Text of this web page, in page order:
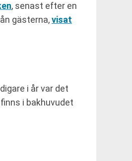
, senast efter en
gästerna,visat
i år var det
i bakhuvudet